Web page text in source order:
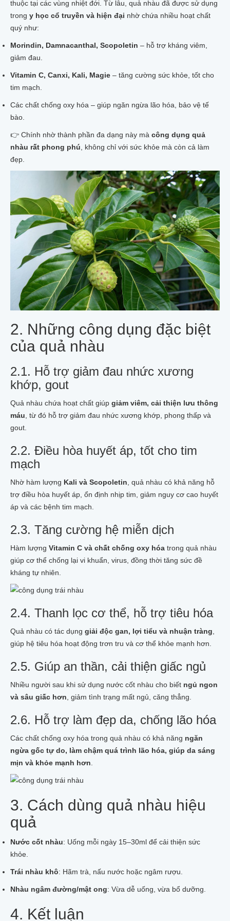
thuộc tại các vùng nhiệt đới. Từ lâu, quả nhàu đã được sử dụng
trong y học cổ truyền và hiện đại nhờ chứa nhiều hoạt chất
quý như:
Morindin, Damnacanthal, Scopoletin – hỗ trợ kháng viêm,
giảm đau.
Vitamin C, Canxi, Kali, Magie – tăng cường sức khỏe, tốt cho
tim mạch.
Các chất chống oxy hóa – giúp ngăn ngừa lão hóa, bảo vệ tế
bào.
👉 Chính nhờ thành phần đa dạng này mà công dụng quả
nhàu rất phong phú , không chỉ với sức khỏe mà còn cả làm
đẹp.
2. Những công dụng đặc biệt
của quả nhàu
2.1. Hỗ trợ giảm đau nhức xương
khớp, gout
Quả nhàu chứa hoạt chất giúp giảm viêm, cải thiện lưu thông
máu , từ đó hỗ trợ giảm đau nhức xương khớp, phong thấp và
gout.
2.2. Điều hòa huyết áp, tốt cho tim
mạch
Nhờ hàm lượng Kali và Scopoletin , quả nhàu có khả năng hỗ
trợ điều hòa huyết áp, ổn định nhịp tim, giảm nguy cơ cao huyết
áp và các bệnh tim mạch.
2.3. Tăng cường hệ miễn dịch
Hàm lượng Vitamin C và chất chống oxy hóa trong quả nhàu
giúp cơ thể chống lại vi khuẩn, virus, đồng thời tăng sức đề
kháng tự nhiên.
2.4. Thanh lọc cơ thể, hỗ trợ tiêu hóa
Quả nhàu có tác dụng giải độc gan, lợi tiểu và nhuận tràng
giúp hệ tiêu hóa hoạt động trơn tru và cơ thể khỏe mạnh hơn.
2.5. Giúp an thần, cải thiện giấc ngủ
Nhiều người sau khi sử dụng nước cốt nhàu cho biết ngủ ngon
và sâu giấc hơn , giảm tình trạng mất ngủ, căng thẳng.
2.6. Hỗ trợ làm đẹp da, chống lão hóa
Các chất chống oxy hóa trong quả nhàu có khả năng ngăn
ngừa gốc tự do, làm chậm quá trình lão hóa, giúp da sáng
mịn và khỏe mạnh hơn
3. Cách dùng quả nhàu hiệu
quả
Nước cốt nhàu: Uống mỗi ngày 15–30ml để cải thiện sức
khỏe.
Trái nhàu khô: Hãm trà, nấu nước hoặc ngâm rượu.
Nhàu ngâm đường/mật ong: Vừa dễ uống, vừa bổ dưỡng.
4. Kết luận